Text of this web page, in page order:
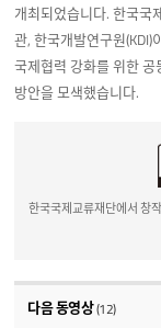
개최되었습니다. 한국국
관, 한국개발연구원(KDI)
국제협력 강화를 위한
방안을 모색했습니다.
한국국제교류재단에서 창
다음 동영상(12)